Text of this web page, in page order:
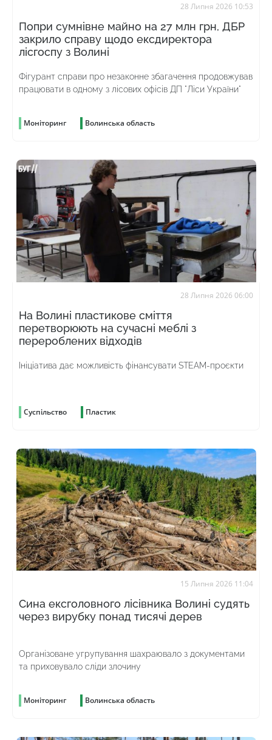
28 Липня 2026 10:53
Попри сумнівне майно на 27 млн грн, ДБР
закрило справу щодо ексдиректора
лісгоспу з Волині
Фігурант справи про незаконне збагачення продовжував
працювати в одному з лісових офісів ДП "Ліси України"
Моніторинг Волинська область
28 Липня 2026 06:00
На Волині пластикове сміття
перетворюють на сучасні меблі з
перероблених відходів
Ініціатива дає можливість фінансувати STEAM-проєкти
Суспільство Пластик
15 Липня 2026 11:04
Сина ексголовного лісівника Волині судять
через вирубку понад тисячі дерев
Організоване угрупування шахраювало з документами
та приховувало сліди злочину
Моніторинг Волинська область